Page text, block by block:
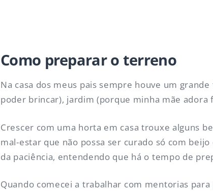
Como preparar o terreno
Na casa dos meus pais sempre houve um
poder brincar), jardim (porque minha mãe
Crescer com uma horta em casa trouxe alguns
mal-estar que não possa ser curado só com
da paciência, entendendo que há o tempo de
Quando comecei a trabalhar com mentorias